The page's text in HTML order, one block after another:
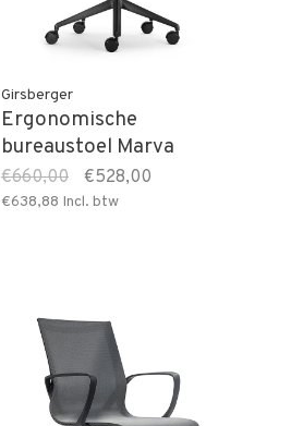
Girsberger
Ergonomische
bureaustoel Marva
€660,00 €528,00
€638,88 Incl. btw